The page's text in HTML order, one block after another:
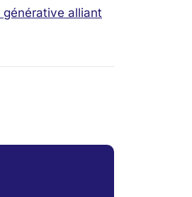
générative alliant